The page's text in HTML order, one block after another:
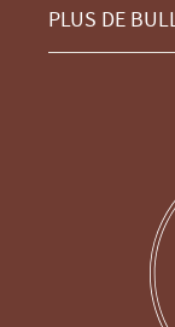
PLUS DE